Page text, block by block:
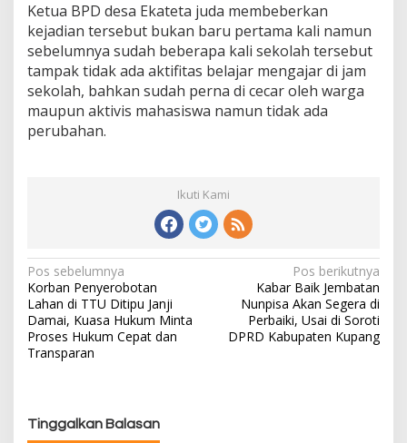
Ketua BPD desa Ekateta juda membeberkan
kejadian tersebut bukan baru pertama kali namun
sebelumnya sudah beberapa kali sekolah tersebut
tampak tidak ada aktifitas belajar mengajar di jam
sekolah, bahkan sudah perna di cecar oleh warga
maupun aktivis mahasiswa namun tidak ada
perubahan.
Ikuti Kami
N
a
v
i
g
p
Pos sebelumnya
Korban Penyerobotan
Lahan di TTU Ditipu Janji
Damai, Kuasa Hukum Minta
Proses Hukum Cepat dan
Transparan
Pos berikutnya
Kabar Baik Jembatan
Nunpisa Akan Segera di
Perbaiki, Usai di Soroti
DPRD Kabupaten Kupang
Tinggalkan Balasan